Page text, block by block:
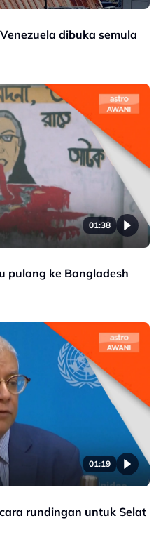
dibuka semula
01:38
pulang ke Bangladesh
01:19
rundingan untuk Selat